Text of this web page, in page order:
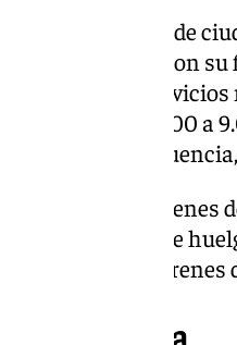
los Cercanías de
colapsos diarios con
ofrecerían
del día (de 6.00 a
mitad de su
de los
las jornadas de
Por su parte, los
de la huelga